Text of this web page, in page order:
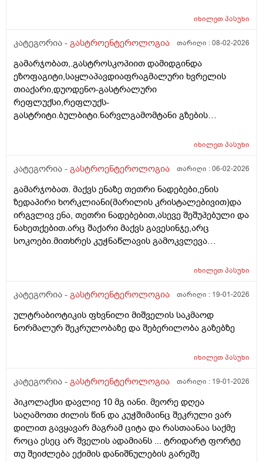
მაქვს,.მაგრამ რა მინდა რომ გკითხო მუცელზე ჭიპის
მგრძნობელობა და ტკივილი ,ხანდახან მარცხენა
მხარესაც ხოლმე ეს რისი ბრალი უნდა იყოს ? ასევე
მაქვს სპირალიც და შეიძლება ამისგან მოდიოდეს
ტკივილი თუ ეს ყველაფერი რაც მჭირს აქედან
მოდიოდეს და მაინც მირჩიეთ ვის და როგორ
იხილეთპასუხი
კატეგორია - გასტროენტეროლოგია თარიღი :08-02-2026
გამარჯობათ,.გასტროსკოპიით დამიდგინდა
ეზოფაგიტი,საყლაპავდიაფრაგმალური ხვრელის
თიაქარი,დუოდენო-გასტრალური
რეფლუქსი,რეფლუქს-
გასტრიტი.ბულბიტი.ნარვლგამომტანი გზების
ამიხსენიტ არასამედიცინო ენაზე და რა მედიკამენტები
ყრუ ტკივილი მაქვს მარჯვენა მხარეს
იხილეთპასუხი
კატეგორია - გასტროენტეროლოგია თარიღი :06-02-2026
გამარჯობათ. მაქვს ენაზე თეთრი ნადებები,ენის
ზედაპირი ხორკლიანი(მარილის კრისტალებივით)და
ირგვლივ ენა, თეთრი ნადებებით,ასევე შეშუპებული და
ნახეთქებით.არც შაქარი მაქვს გავესინჯე,არც
სოკოები.მითხრეს კუჭნაწლავის გამოკვლევა
პრობლემებმა?არადა, არ მაწუხებს საერთოდ
ჩავიტარო?
იხილეთპასუხი
კატეგორია - გასტროენტეროლოგია თარიღი : 19-01-2026
ულტრაბიოტიკის ფხვნილი მიშველის საკმაოდ
ნორმალურ შეკრულობაზე და შებერილობა გაზებზე
იხილეთპასუხი
კატეგორია - გასტროენტეროლოგია თარიღი : 19-01-2026
პიკოლაქსი დავლიე 10 მგ იანი. მეორე დღეა
საღამოთი ძილის წინ და კუჭშიმაინც შეკრული ვარ
დილით გავყავარ მაგრამ ციტა და რასთაანაა საქმე
როცა ესეც არ შველის ადამიანს ... ტრიდარტ ფორტე
თუ შეიძლება ექიმის დანიშნულების გარეშე